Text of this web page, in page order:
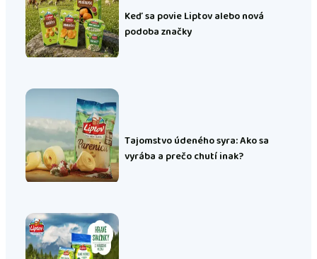
Keď sa povie Liptov alebo nová
podoba značky
Tajomstvo údeného syra: Ako sa
vyrába a prečo chutí inak?